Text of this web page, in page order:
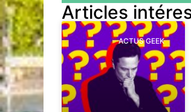
Articles
ACTUS GEEK